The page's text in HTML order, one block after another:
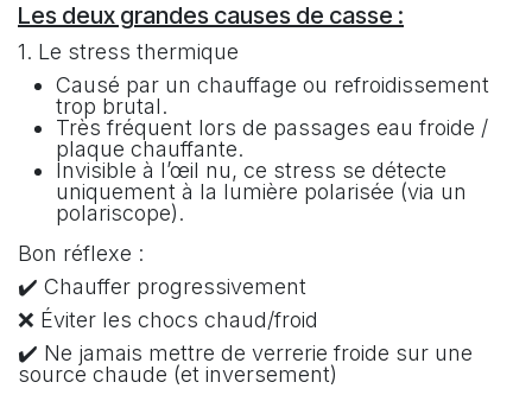
Les deux grandes causes de casse :
1. Le stress thermique
Causé par un chauffage ou refroidissement
trop brutal.
Très fréquent lors de passages eau froide /
plaque chauffante.
Invisible à l’œil nu, ce stress se détecte
uniquement à la lumière polarisée (via un
polariscope).
Bon réflexe :
✔️ Chauffer progressivement
❌ Éviter les chocs chaud/froid
✔️ Ne jamais mettre de verrerie froide sur une
source chaude (et inversement)